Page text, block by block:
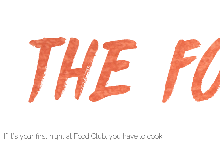
If it's your first night at Food Club, you have to cook!